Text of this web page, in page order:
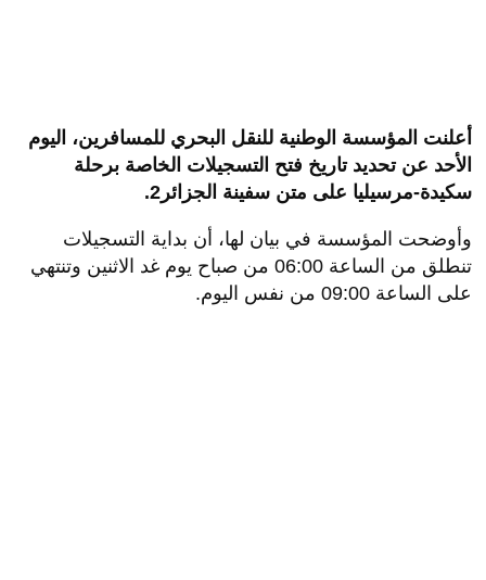
أعلنت المؤسسة الوطنية للنقل البحري للمسافرين، اليوم
الأحد عن تحديد تاريخ فتح التسجيلات الخاصة برحلة
سكيدة-مرسيليا على متن سفينة الجزائر2.
وأوضحت المؤسسة في بيان لها، أن بداية التسجيلات
تنطلق من الساعة 06:00 من صباح يوم غد الاثنين وتنتهي
على الساعة 09:00 من نفس اليوم.